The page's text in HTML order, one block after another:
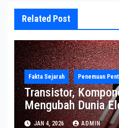
Related Post
Fakta Sejarah Penemuan
Transistor,
Mengubah Dunia
JAN 4, 2026 ADMIN